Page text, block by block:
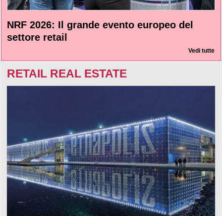
NRF 2026: Il grande evento europeo del
settore retail
Vedi tutte
RETAIL REAL ESTATE